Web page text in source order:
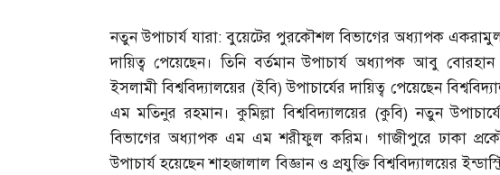
নতুন উপাচার্য যারা:বুয়েটের পুরকৌশল বিভাগের অধ্যাপক একরামুল
দায়িত্ব পেয়েছেন। তিনি বর্তমান উপাচার্য অধ্যাপক আবু বোরহান
ইসলামী বিশ্ববিদ্যালয়ের (ইবি)উপাচার্যের দায়িত্ব পেয়েছেন
এম মতিনুর রহমান। কুমিল্লা বিশ্ববিদ্যালয়ের (কুবি)নতুন
বিভাগের অধ্যাপক এম এম শরীফুল করিম। গাজীপুরে ঢাকা
উপাচার্য হয়েছেন শাহজালাল বিজ্ঞান ও প্রযুক্তি বিশ্ববিদ্যালয়ের